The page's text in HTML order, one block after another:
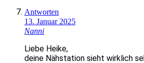
Antworten
13. Januar 2025
Nanni
Liebe Heike,
deine Nähstation sieht wirklich